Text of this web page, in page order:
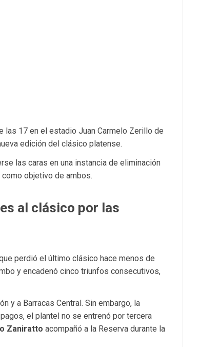
las 17 en el estadio Juan Carmelo Zerillo de
edición del clásico platense.
las caras en una instancia de eliminación
objetivo de ambos.
al clásico por las
perdió el último clásico hace menos de
y encadenó cinco triunfos consecutivos,
y a Barracas Central. Sin embargo, la
el plantel no se entrenó por tercera
Zaniratto acompañó a la Reserva durante la